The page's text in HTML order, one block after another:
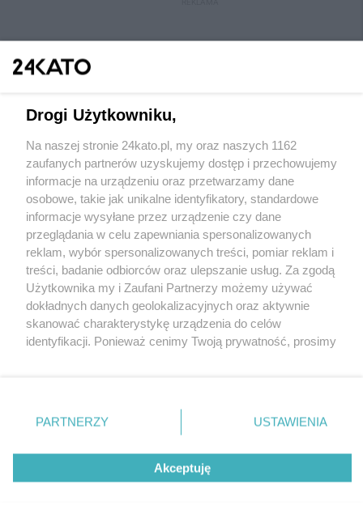
Wydawca mediów lokalnych
Nie zapomnij
zapoznać się z:
polityką prywatności regulamin korzystania z portali
Twojemiasto
Piekary Śląskie
Chorzów
Tarnowskie Góry
Gliwice
Skontakuj sięz nami
Kontakt
Wydawca
Redakcja
Drogi Użytkowniku,
Na naszej stronie 24kato.pl, my oraz naszych 1162
zaufanych partnerów uzyskujemy dostęp i przechowujemy
informacje na urządzeniu oraz przetwarzamy dane
osobowe, takie jak unikalne identyfikatory, standardowe
informacje wysyłane przez urządzenie czy dane
przeglądania w celu zapewniania spersonalizowanych
reklam, wybór spersonalizowanych treści, pomiar reklam i
treści, badanie odbiorców oraz ulepszanie usług. Za zgodą
Użytkownika my i Zaufani Partnerzy możemy używać
dokładnych danych geolokalizacyjnych oraz aktywnie
skanować charakterystykę urządzenia do celów
identyfikacji. Ponieważ cenimy Twoją prywatność, prosimy
prywatności znajdujący się w lewym dolnym rogu strony
. Niektóre rodzaje przetwarzania danych nie wymagają
zgody użytkownika, ale masz prawo sprzeciwić się
takiemu przetwarzaniu. Preferencje będą miały
zastosowania tylko na tej witrynie.
PARTNERZY USTAWIENIA
Akceptuję